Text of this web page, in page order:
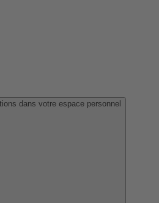
dans votre espace personnel